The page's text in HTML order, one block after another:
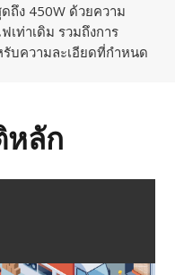
ถึง 450W ด้วยความ
เท่าเดิม รวมถึงการ
บความละเอียดที่กำหนด
ลัก